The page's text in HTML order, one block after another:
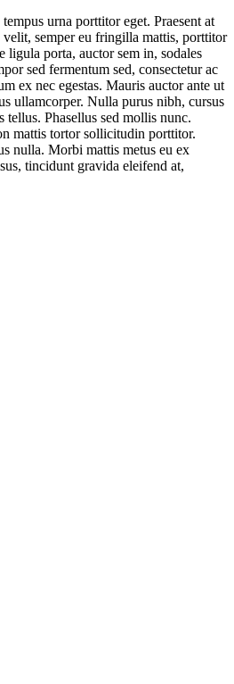
urna porttitor eget. Praesent at
velit, semper eu fringilla mattis, porttitor
ligula porta, auctor sem in, sodales
sed fermentum sed, consectetur ac
ex nec egestas. Mauris auctor ante ut
ullamcorper. Nulla purus nibh, cursus
Phasellus sed mollis nunc.
mattis tortor sollicitudin porttitor.
nulla. Morbi mattis metus eu ex
tincidunt gravida eleifend at,